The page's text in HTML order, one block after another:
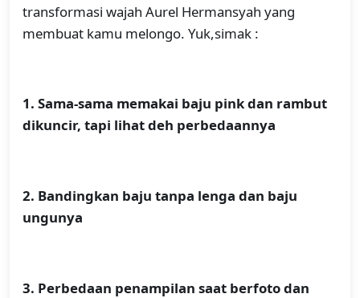
transformasi wajah Aurel Hermansyah yang
membuat kamu melongo. Yuk,simak :
1. Sama-sama memakai baju pink dan rambut
dikuncir, tapi lihat deh perbedaannya
2. Bandingkan baju tanpa lenga dan baju
ungunya
3. Perbedaan penampilan saat berfoto dan